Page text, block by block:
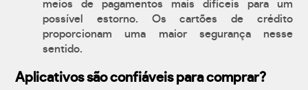
meios de pagamentos mais difíceis para um
possível estorno. Os cartões de crédito
proporcionam uma maior segurança nesse
sentido.
Aplicativos são confiáveis para comprar?